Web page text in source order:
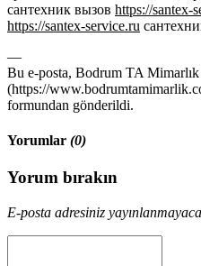
сантехник вызов https://santex-
https://santex-service.ru
—
Bu e-posta, Bodrum TA Mimarlık
(https://
formundan gönderildi.
Yorumlar (0)
Yorum bırakın
E-posta adresiniz